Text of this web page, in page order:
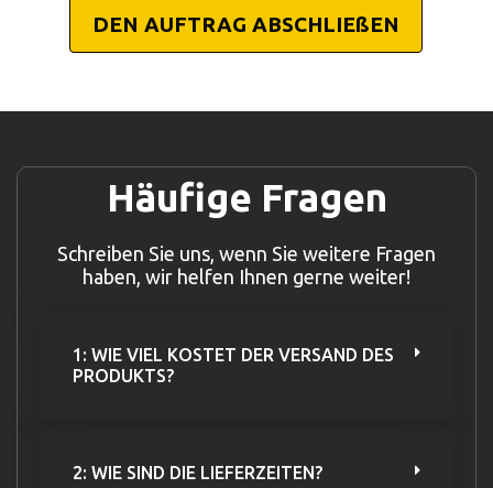
DEN AUFTRAG ABSCHLIEßEN
Häufige Fragen
Schreiben Sie uns, wenn Sie weitere Fragen
haben, wir helfen Ihnen gerne weiter!
1: WIE VIEL KOSTET DER VERSAND DES
PRODUKTS?
2: WIE SIND DIE LIEFERZEITEN?